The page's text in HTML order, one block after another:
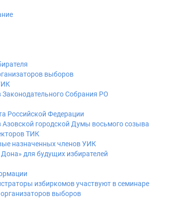
выборов
Собрания РО
Российской Федерации
городской Думы восьмого созыва
ТИК
назначенных членов УИК
для будущих избирателей
избиркомов участвуют в семинаре
выборов